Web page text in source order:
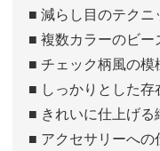
■ 減らし目のテクニ
■ 複数カラーのビ
■ チェック柄風の模
■ しっかりとした
■ きれいに仕上げる
■ アクセサリーへの